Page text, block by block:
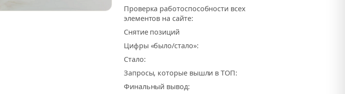
Проверка работоспособности всех
элементов на сайте:
Снятие позиций
Цифры «было/стало»:
Стало:
Запросы, которые вышли в ТОП:
Финальный вывод: